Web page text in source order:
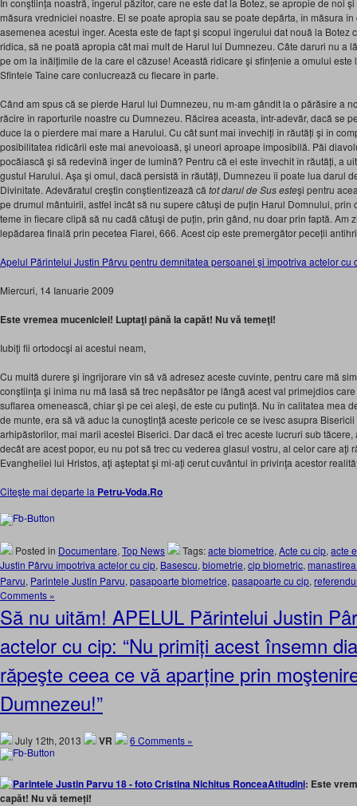
În conştiința noastră, îngerul păzitor, care ne este dat la Botez, se apropie de noi
măsura vredniciei noastre. El se poate apropia sau se poate depărta, în măsura
asemenea acestui înger. Acesta este de fapt şi scopul îngerului dat nouă la Botez
ridica, să ne poată apropia cât mai mult de Harul lui Dumnezeu. Câte daruri nu a
pe om la înălțimile de la care el căzuse! Această ridicare şi sfințenie a omului
Sfintele Taine care conlucrează cu fiecare în parte.
Când am spus că se pierde Harul lui Dumnezeu, nu m-am gândit la o părăsire a
răcire în raporturile noastre cu Dumnezeu. Răcirea aceasta, într-adevăr, dacă se
duce la o pierdere mai mare a Harului. Cu cât sunt mai învechiți în răutăți şi în
posibilitatea ridicării este mai anevoioasă, şi uneori aproape imposibilă. Păi
pocăiască şi să redevină înger de lumină? Pentru că el este învechit în răutăți, a
gustul Harului. Aşa şi omul, dacă persistă în răutăți, Dumnezeu îi poate lua darul
Divinitate. Adevăratul creştin conştientizează că tot darul de Sus esteşi pentru
pe drumul mântuirii, astfel încât să nu supere câtuşi de puțin Harul Domnului, prin
teme în fiecare clipă să nu cadă câtuşi de puțin, prin gând, nu doar prin faptă. Am
lepădarea finală prin pecetea Fiarei, 666. Acest cip este premergător peceții
Apelul Părintelui Justin Pârvu pentru demnitatea persoanei şi împotriva actelor cu
Miercuri, 14 Ianuarie 2009
Este vremea muceniciei! Luptaţi până la capăt! Nu vă temeţi!
Iubiţi fii ortodocşi ai acestui neam,
Cu multă durere şi îngrijorare vin să vă adresez aceste cuvinte, pentru care mă
conştiinţa şi inima nu mă lasă să trec nepăsător pe lângă acest val primejdios
suflarea omenească, chiar şi pe cei aleşi, de este cu putinţă. Nu în calitatea mea
de munte, era să vă aduc la cunoştinţă aceste pericole ce se ivesc asupra
arhipăstorilor, mai marii acestei Biserici. Dar dacă ei trec aceste lucruri sub
decât are acest popor, eu nu pot să trec cu vederea glasul vostru, al celor care aţi
Evangheliei lui Hristos, aţi aşteptat şi mi-aţi cerut cuvântul în privinţa acestor
Citeşte mai departe la Petru-Voda.Ro
Posted in Documentare, Top News Tags:acte biometrice, Acte cu cip, acte
Justin Pârvu împotriva actelor cu cip, Basescu, biometrie, cip biometric,
Parvu, Parintele Justin Parvu, pasapoarte biometrice, pasapoarte cu cip,
Comments »
Să nu uităm! APELUL Părintelui Justin
actelor cu cip: “Nu primiți acest însemn
răpeşte ceea ce vă aparține prin
Dumnezeu!”
July 12th, 2013 VR 6 Comments »
Atitudini: Este
capăt! Nu vă temeți!